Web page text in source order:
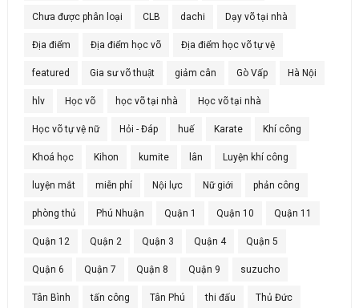
Chưa được phân loại CLB dachi Dạy võ tại nhà
Địa điểm Địa điểm học võ Địa điểm học võ tự vệ
featured Gia sư võ thuật giảm cân Gò Vấp Hà Nội
hlv Học võ học võ tại nhà Học võ tại nhà
Học võ tự vệ nữ Hỏi - Đáp huế Karate Khí công
Khoá học Kihon kumite lân Luyện khí công
luyện mắt miễn phí Nội lực Nữ giới phản công
phòng thủ Phú Nhuận Quận 1 Quận 10 Quận 11
Quận 12 Quận 2 Quận 3 Quận 4 Quận 5
Quận 6 Quận 7 Quận 8 Quận 9 suzucho
Tân Bình tấn công Tân Phú thi đấu Thủ Đức